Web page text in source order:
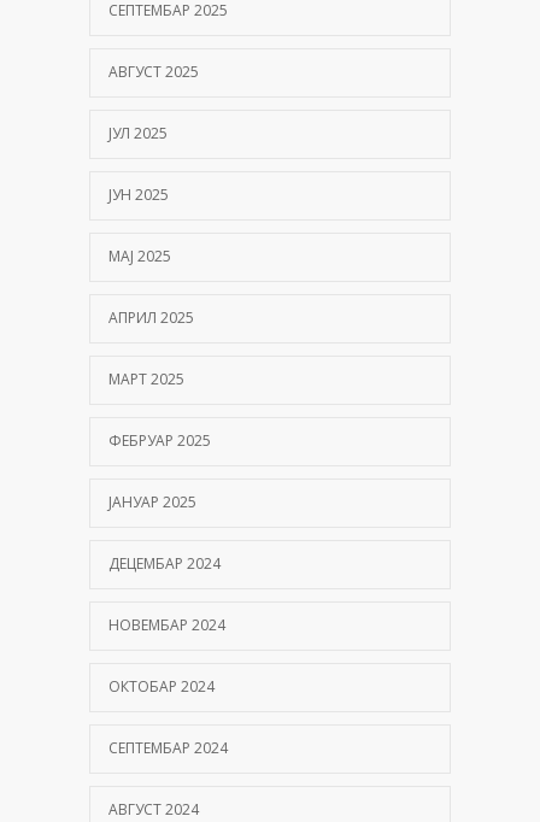
СЕПТЕМБАР 2025
АВГУСТ 2025
ЈУЛ 2025
ЈУН 2025
МАЈ 2025
АПРИЛ 2025
МАРТ 2025
ФЕБРУАР 2025
ЈАНУАР 2025
ДЕЦЕМБАР 2024
НОВЕМБАР 2024
ОКТОБАР 2024
СЕПТЕМБАР 2024
АВГУСТ 2024